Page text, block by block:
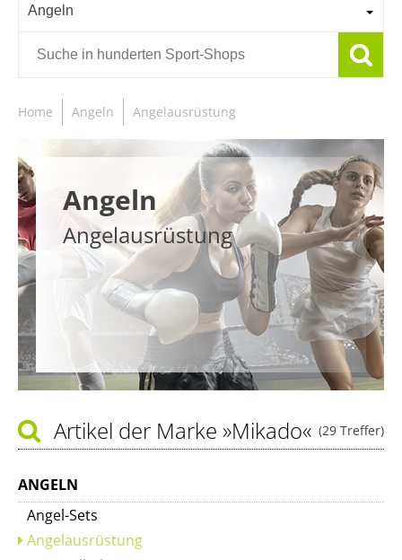
Angeln
Home Angeln Angelausrüstung
Angeln
Angelausrüstung
(29 Treffer)
Artikel der Marke »Mikado«
ANGELN
Angel-Sets
Angelausrüstung